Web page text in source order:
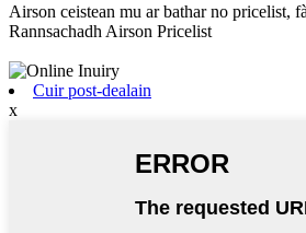
Airson ceistean mu ar bathar no pricelist,
Rannsachadh Airson Pricelist
Cuir post-dealain
x